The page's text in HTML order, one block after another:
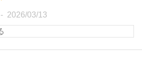
2026/03/13